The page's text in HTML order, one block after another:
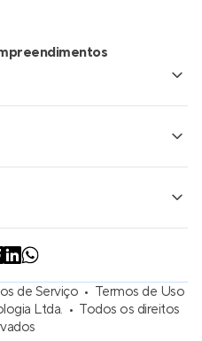
de Serviço
Termos de Uso
Ltda.
Todos os direitos